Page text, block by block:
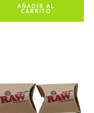
AÑADIR AL
CARRITO